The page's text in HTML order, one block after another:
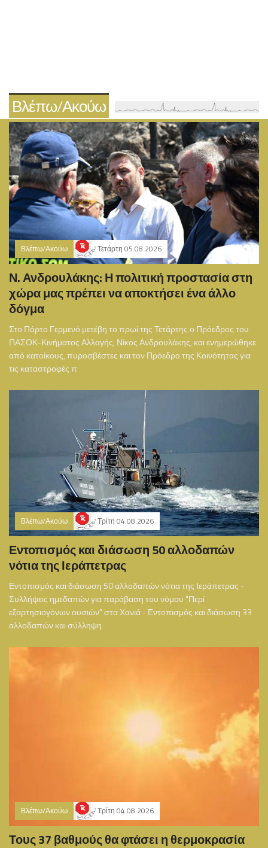
Βλέπω/Ακούω
Βλέπω/Ακούω Τετάρτη 05.08.2026
Ν. Ανδρουλάκης: Η πολιτική προστασία στη
χώρα μας πρέπει να αποκτήσει ένα άλλο
δόγμα
Στο Πόρτο Γερμενό μετέβη το πρωί της Τετάρτης ο Πρόεδρος του
ΠΑΣΟΚ-Κινήματος Αλλαγής, Νίκος Ανδρουλάκης, και ενημερώθηκε
από κατοίκους, πυροσβέστες και τον Πρόεδρο της Κοινότητας για
τις καταστροφές π
Βλέπω/Ακούω Τρίτη 04.08.2026
Εντοπισμός και διάσωση 50 αλλοδαπών
νότια της Ιεράπετρας
Εντοπισμός και διάσωση 50 αλλοδαπών νότια της Ιεράπετρας -
Συλλήψεις ημεδαπών για παράβαση του νόμου "Περί
εξαρτησιογόνων ουσιών" στα Χανιά - Εντοπισμός και διάσωση 33
αλλοδαπών και σύλληψη
Βλέπω/Ακούω Τρίτη 04.08.2026
Τους 37 βαθμούς θα φτάσει η θερμοκρασία